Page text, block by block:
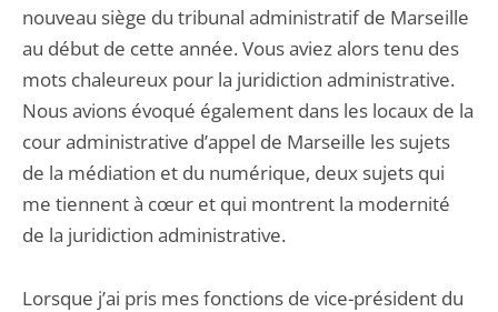
nouveau siège du tribunal administratif de Marseille
au début de cette année. Vous aviez alors tenu des
mots chaleureux pour la juridiction administrative.
Nous avions évoqué également dans les locaux de la
cour administrative d’appel de Marseille les sujets
de la médiation et du numérique, deux sujets qui
me tiennent à cœur et qui montrent la modernité
de la juridiction administrative.
Lorsque j’ai pris mes fonctions de vice-président du